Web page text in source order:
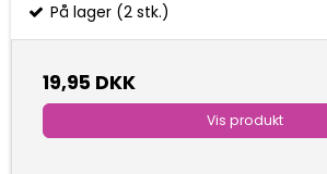
På lager (2 stk.)
19,95 DKK
Vis produkt